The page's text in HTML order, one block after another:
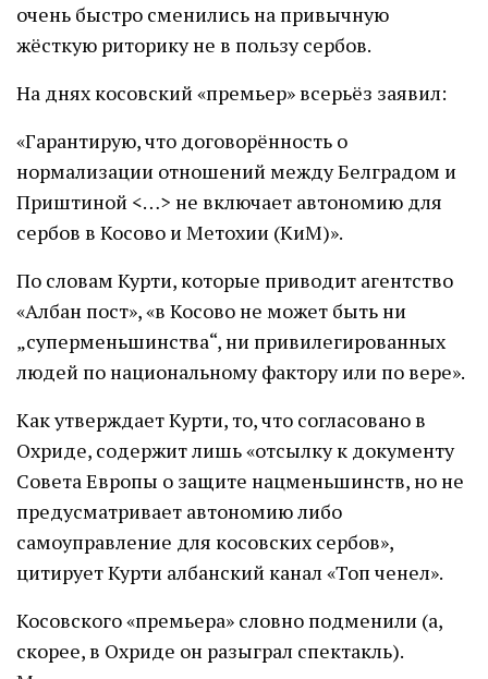
очень быстро сменились на привычную
жёсткую риторику не в пользу сербов.
На днях косовский «премьер» всерьёз заявил:
«Гарантирую, что договорённость о
нормализации отношений между Белградом и
Приштиной <…> не включает автономию для
сербов в Косово и Метохии (КиМ)».
По словам Курти, которые приводит агентство
«Албан пост», «в Косово не может быть ни
„суперменьшинства“, ни привилегированных
людей по национальному фактору или по вере».
Как утверждает Курти, то, что согласовано в
Охриде, содержит лишь «отсылку к документу
Совета Европы о защите нацменьшинств, но не
предусматривает автономию либо
самоуправление для косовских сербов»,
цитирует Курти албанский канал «Топ ченел».
Косовского «премьера» словно подменили (а,
скорее, в Охриде он разыграл спектакль).